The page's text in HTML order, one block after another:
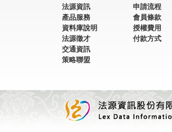
法源資訊
產品服務
資料庫說明
法源徵才
交通資訊
策略聯盟
申請流程
會員條款
授權費用
付款方式